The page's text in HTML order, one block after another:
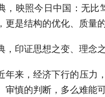
，映照今日中国：无比
更是结构的优化、质量
，印证思想之变、理念
年来，经济下行的压力
审慎的判断，多么难能